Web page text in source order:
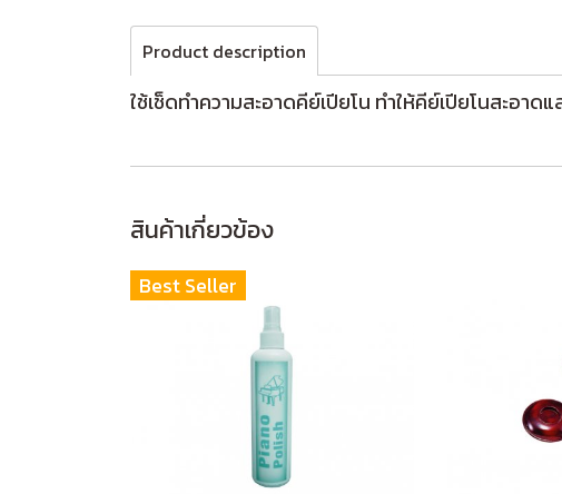
Product description
ใช้เช็ดทำความสะอาดคีย์เปียโน ทำให้คีย์เปียโนสะอาด
สินค้าเกี่ยวข้อง
Best Seller